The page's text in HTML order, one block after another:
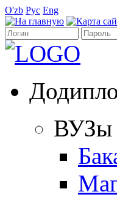
O'zb Рус Eng
ВУЗы